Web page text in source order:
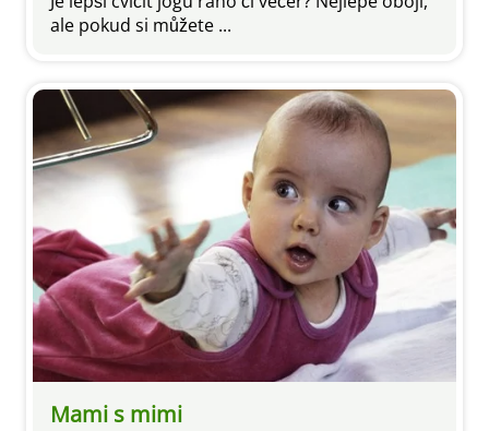
ale pokud si můžete ...
Mami s mimi